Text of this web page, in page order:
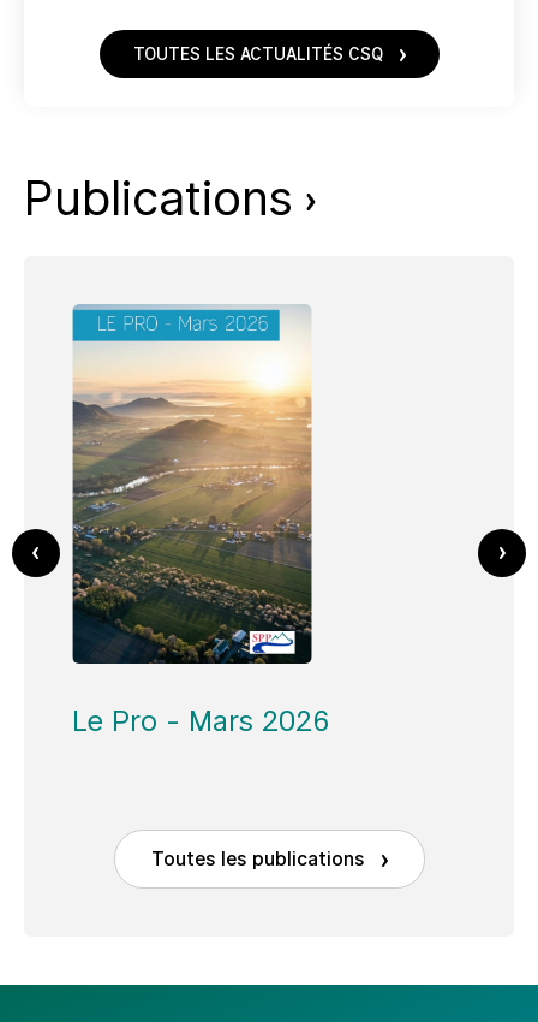
TOUTES LES ACTUALITÉS CSQ
Publications
Le Pro - Mars 2026
Toutes les publications